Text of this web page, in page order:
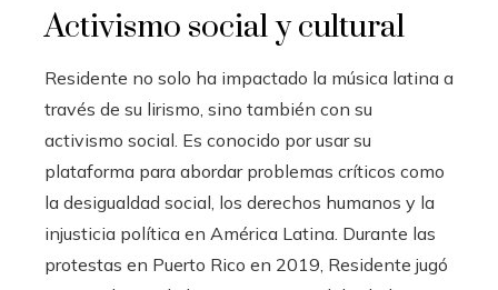
Activismo social y cultural
Residente no solo ha impactado la música latina a
través de su lirismo, sino también con su
activismo social. Es conocido por usar su
plataforma para abordar problemas críticos como
la desigualdad social, los derechos humanos y la
injusticia política en América Latina. Durante las
protestas en Puerto Rico en 2019, Residente jugó